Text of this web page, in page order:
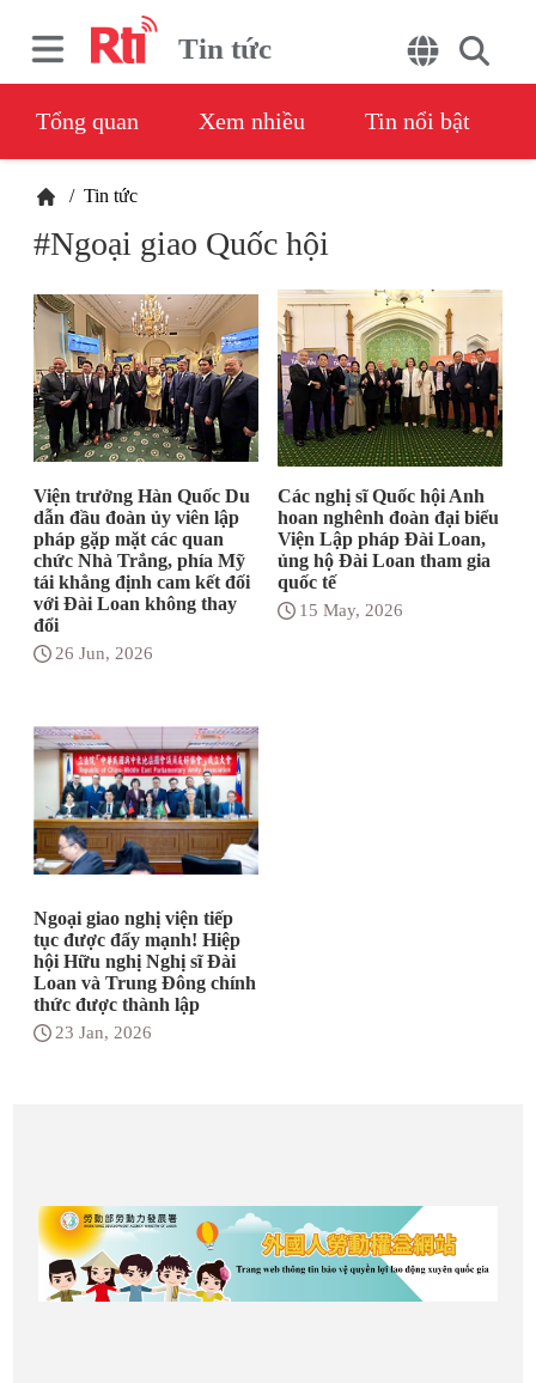
Tin tức
Tổng quan Xem nhiều Tin nổi bật
/ Tin tức
#Ngoại giao Quốc hội
Viện trưởng Hàn Quốc Du
dẫn đầu đoàn ủy viên lập
pháp gặp mặt các quan
chức Nhà Trắng, phía Mỹ
tái khẳng định cam kết đối
với Đài Loan không thay
đổi
26 Jun, 2026
Các nghị sĩ Quốc hội Anh
hoan nghênh đoàn đại biểu
Viện Lập pháp Đài Loan,
ủng hộ Đài Loan tham gia
quốc tế
15 May, 2026
Ngoại giao nghị viện tiếp
tục được đẩy mạnh! Hiệp
hội Hữu nghị Nghị sĩ Đài
Loan và Trung Đông chính
thức được thành lập
23 Jan, 2026